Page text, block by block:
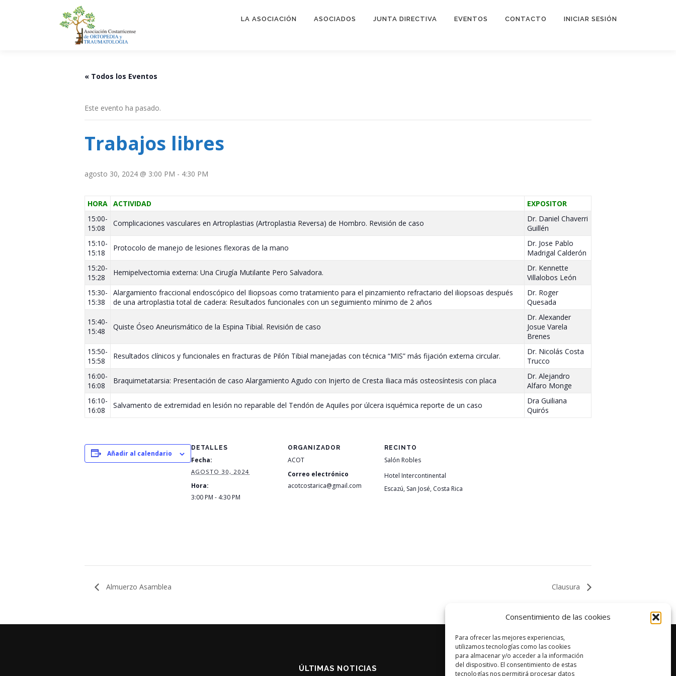
Consentimiento de las cookies
Para ofrecer las mejores experiencias,
utilizamos tecnologías como las cookies
para almacenar y/o acceder a la información
del dispositivo. El consentimiento de estas
tecnologías nos permitirá procesar datos
LA ASOCIACIÓN ASOCIADOS JUNTA DIRECTIVA EVENTOS CONTACTO INICIAR SESIÓN
« Todos los Eventos
Este evento ha pasado.
Trabajos libres
agosto 30, 2024 @ 3:00 PM - 4:30 PM
HORA ACTIVIDAD
EXPOSITOR
15:00-
15:08
Complicaciones vasculares en Artroplastias (Artroplastia Reversa) de Hombro. Revisión de caso
Dr. Daniel Chaverri
Guillén
15:10-
15:18
Protocolo de manejo de lesiones flexoras de la mano
Dr. Jose Pablo
Madrigal Calderón
15:20-
15:28
Hemipelvectomia externa: Una Cirugía Mutilante Pero Salvadora.
Dr. Kennette
Villalobos León
15:30-
15:38
Alargamiento fraccional endoscópico del Iliopsoas como tratamiento para el pinzamiento refractario del iliopsoas después
de una artroplastia total de cadera: Resultados funcionales con un seguimiento mínimo de 2 años
Dr. Roger
Quesada
15:40-
15:48
Quiste Óseo Aneurismático de la Espina Tibial. Revisión de caso
Dr. Alexander
Josue Varela
Brenes
15:50-
15:58
Resultados clínicos y funcionales en fracturas de Pilón Tibial manejadas con técnica “MIS” más fijación externa circular.
Dr. Nicolás Costa
Trucco
16:00-
16:08
Braquimetatarsia: Presentación de caso Alargamiento Agudo con Injerto de Cresta Iliaca más osteosíntesis con placa
Dr. Alejandro
Alfaro Monge
16:10-
16:08
Salvamento de extremidad en lesión no reparable del Tendón de Aquiles por úlcera isquémica reporte de un caso
Dra Guiliana
Quirós
Añadir al calendario
DETALLES
Fecha:
AGOSTO 30, 2024
Hora:
3:00 PM - 4:30 PM
ORGANIZADOR
ACOT
Correo electrónico
acotcostarica@gmail.com
RECINTO
Salón Robles
Hotel Intercontinental
Escazú, San José, Costa Rica
Almuerzo Asamblea Clausura
ÚLTIMAS NOTICIAS